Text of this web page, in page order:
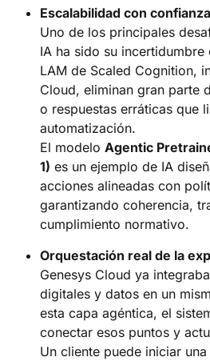
Escalabilidad con
Uno de los principales
IA ha sido su
LAM de Scaled Cognition,
Cloud, eliminan gran parte
o respuestas erráticas que
automatización.
El modelo Agentic
1) es un ejemplo de IA
acciones alineadas con
garantizando coherencia,
cumplimiento normativo.
Orquestación real de la
Genesys Cloud ya
digitales y datos en un
esta capa agéntica, el
conectar esos puntos y
Un cliente puede iniciar